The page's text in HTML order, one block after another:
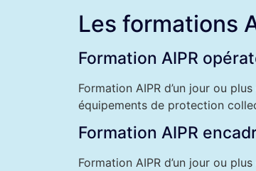
Les formations
Formation AIPR
Formation AIPR d’un jour ou
équipements de protection
Formation AIPR
Formation AIPR d’un jour ou